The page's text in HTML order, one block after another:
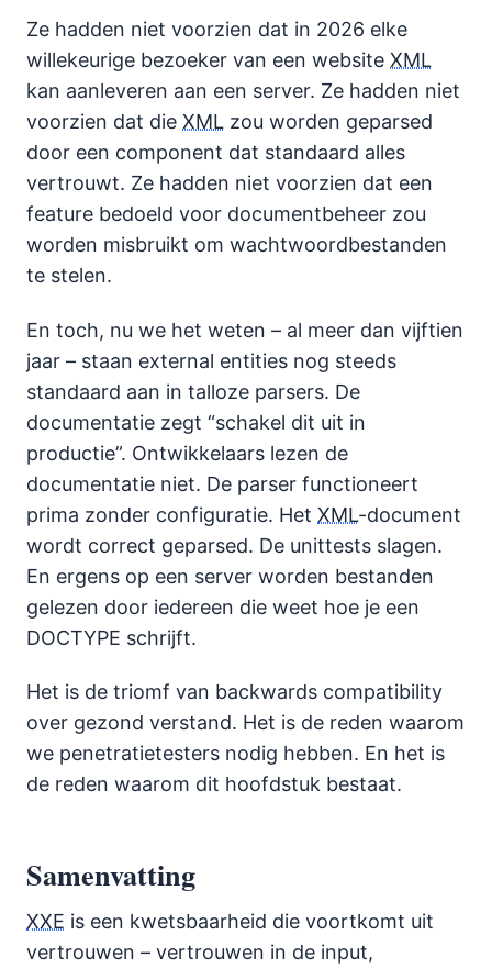
Ze hadden niet voorzien dat in 2026 elke
willekeurige bezoeker van een website XML
kan aanleveren aan een server. Ze hadden niet
voorzien dat die XML zou worden geparsed
door een component dat standaard alles
vertrouwt. Ze hadden niet voorzien dat een
feature bedoeld voor documentbeheer zou
worden misbruikt om wachtwoordbestanden
te stelen.
En toch, nu we het weten – al meer dan vijftien
jaar – staan external entities nog steeds
standaard aan in talloze parsers. De
documentatie zegt “schakel dit uit in
productie”. Ontwikkelaars lezen de
documentatie niet. De parser functioneert
prima zonder configuratie. Het XML-document
wordt correct geparsed. De unittests slagen.
En ergens op een server worden bestanden
gelezen door iedereen die weet hoe je een
DOCTYPE schrijft.
Het is de triomf van backwards compatibility
over gezond verstand. Het is de reden waarom
we penetratietesters nodig hebben. En het is
de reden waarom dit hoofdstuk bestaat.
Samenvatting
XXE is een kwetsbaarheid die voortkomt uit
vertrouwen – vertrouwen in de input,